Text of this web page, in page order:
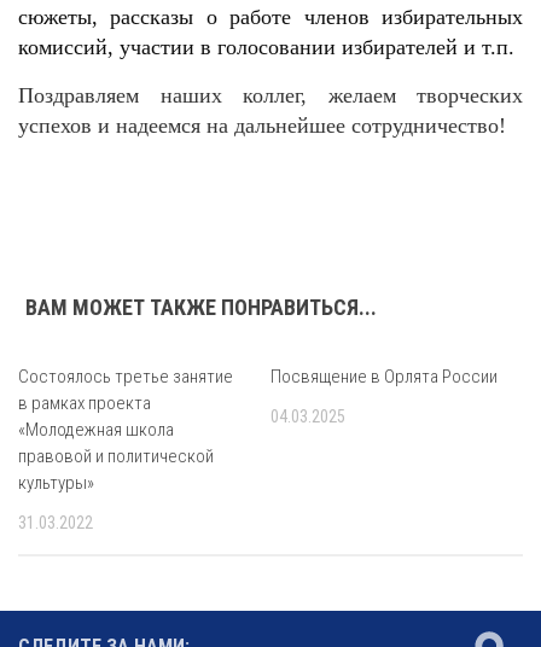
сюжеты, рассказы о работе членов избирательных
комиссий, участии в голосовании избирателей и т.п.
Поздравляем наших коллег, желаем творческих
успехов и надеемся на дальнейшее сотрудничество!
ВАМ МОЖЕТ ТАКЖЕ ПОНРАВИТЬСЯ...
Состоялось третье занятие
в рамках проекта
«Молодежная школа
правовой и политической
культуры»
31.03.2022
Посвящение в Орлята России
04.03.2025